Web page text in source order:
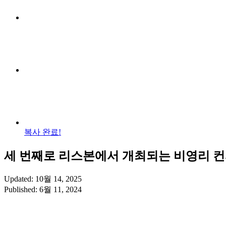
복사 완료!
세 번째로 리스본에서 개최되는 비영리
Updated: 10월 14, 2025
Published: 6월 11, 2024